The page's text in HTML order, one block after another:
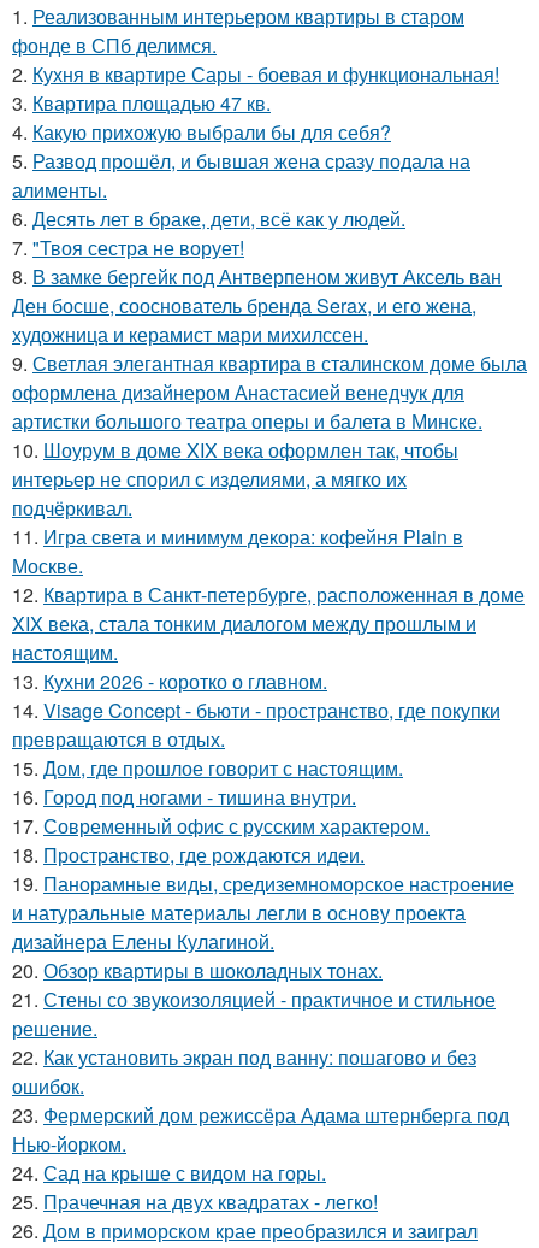
1. Реализованным интерьером квартиры в старом
фонде в СПб делимся.
2. Кухня в квартире Сары - боевая и функциональная!
3. Квартира площадью 47 кв.
4. Какую прихожую выбрали бы для себя?
5. Развод прошёл, и бывшая жена сразу подала на
алименты.
6. Десять лет в браке, дети, всё как у людей.
7. "Твоя сестра не ворует!
8. В замке бергейк под Антверпеном живут Аксель ван
Ден босше, сооснователь бренда Serax, и его жена,
художница и керамист мари михилссен.
9. Светлая элегантная квартира в сталинском доме была
оформлена дизайнером Анастасией венедчук для
артистки большого театра оперы и балета в Минске.
10. Шоурум в доме XIX века оформлен так, чтобы
интерьер не спорил с изделиями, а мягко их
подчёркивал.
11. Игра света и минимум декора: кофейня Plain в
Москве.
12. Квартира в Санкт-петербурге, расположенная в доме
XIX века, стала тонким диалогом между прошлым и
настоящим.
13. Кухни 2026 - коротко о главном.
14. Visage Concept - бьюти - пространство, где покупки
превращаются в отдых.
15. Дом, где прошлое говорит с настоящим.
16. Город под ногами - тишина внутри.
17. Современный офис с русским характером.
18. Пространство, где рождаются идеи.
19. Панорамные виды, средиземноморское настроение
и натуральные материалы легли в основу проекта
дизайнера Елены Кулагиной.
20. Обзор квартиры в шоколадных тонах.
21. Стены со звукоизоляцией - практичное и стильное
решение.
22. Как установить экран под ванну: пошагово и без
ошибок.
23. Фермерский дом режиссёра Адама штернберга под
Нью-йорком.
24. Сад на крыше с видом на горы.
25. Прачечная на двух квадратах - легко!
26. Дом в приморском крае преобразился и заиграл